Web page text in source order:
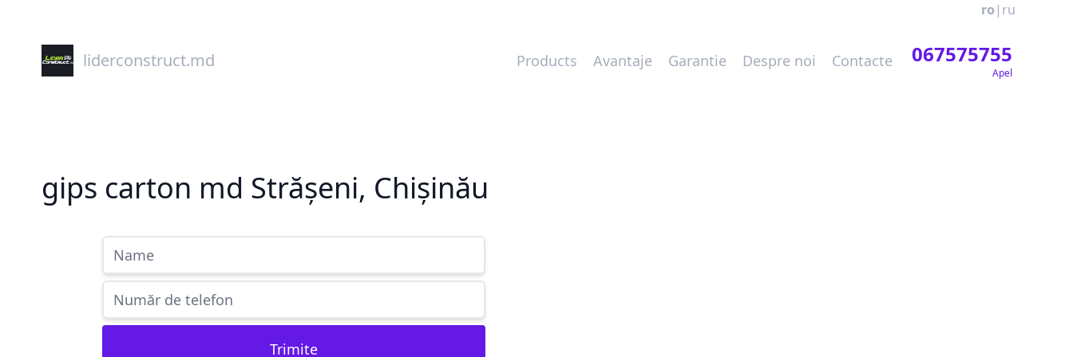
ro | ru
liderconstruct.md Products Avantaje Garantie Despre noi Contacte 067575755
Apel
gips carton md Strășeni, Chișinău
Trimite